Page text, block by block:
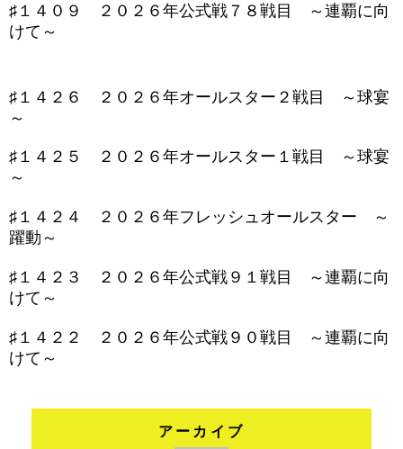
♯１４０９ ２０２６年公式戦７８戦目 ～連覇に向
けて～
♯１４２６ ２０２６年オールスター２戦目 ～球宴
～
♯１４２５ ２０２６年オールスター１戦目 ～球宴
～
♯１４２４ ２０２６年フレッシュオールスター ～
躍動～
♯１４２３ ２０２６年公式戦９１戦目 ～連覇に向
けて～
♯１４２２ ２０２６年公式戦９０戦目 ～連覇に向
けて～
アーカイブ